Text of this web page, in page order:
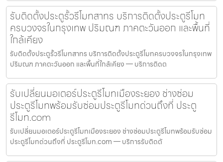
รับติดตั้งประตูรั้วรีโมทสาทร บริการติดตั้งประตูรีโมท
ครบวงจรในกรุงเทพ ปริมณฑ ภาคตะวันออก และพื้นที่
ใกล้เคียง
รับติดตั้งประตูรั้วรีโมทสาทร บริการติดตั้งประตูรีโมทครบวงจรในกรุงเทพ
ปริมณฑ ภาคตะวันออก และพื้นที่ใกล้เคียง — บริการติดต
รับเปลี่ยนมอเตอร์ประตูรีโมทเมืองระยอง ช่างซ่อม
ประตูรีโมทพร้อมรับซ่อมประตูรีโมทด่วนถึงที่ ประตู
รีโมท.com
รับเปลี่ยนมอเตอร์ประตูรีโมทเมืองระยอง ช่างซ่อมประตูรีโมทพร้อมรับซ่อม
ประตูรีโมทด่วนถึงที่ ประตูรีโมท.com — บริการรับติดตั